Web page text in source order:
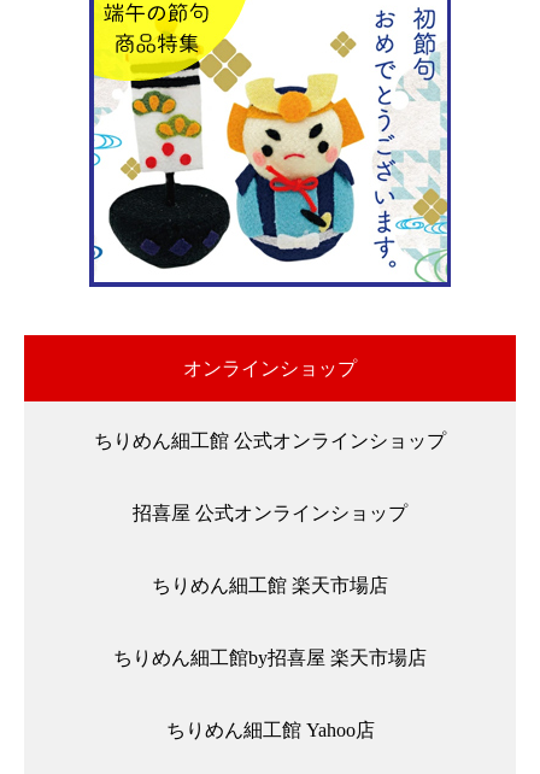
オンラインショップ
ちりめん細工館 公式オンラインショップ
招喜屋 公式オンラインショップ
ちりめん細工館 楽天市場店
ちりめん細工館by招喜屋 楽天市場店
ちりめん細工館 Yahoo店